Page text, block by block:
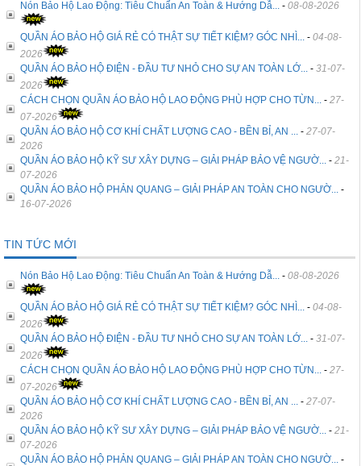
Nón Bảo Hộ Lao Động: Tiêu Chuẩn An Toàn & Hướng Dẫ... - 08-08-2026
QUẦN ÁO BẢO HỘ GIÁ RẺ CÓ THẬT SỰ TIẾT KIỆM? GÓC NHÌ... - 04-08-
2026
QUẦN ÁO BẢO HỘ ĐIỆN - ĐẦU TƯ NHỎ CHO SỰ AN TOÀN LỚ...
- 31-07-
2026
CÁCH CHỌN QUẦN ÁO BẢO HỘ LAO ĐỘNG PHÙ HỢP CHO TỪN...
- 27-
07-2026
QUẦN ÁO BẢO HỘ CƠ KHÍ CHẤT LƯỢNG CAO - BỀN BỈ, AN ...
- 27-07-
2026
QUẦN ÁO BẢO HỘ KỸ SƯ XÂY DỰNG – GIẢI PHÁP BẢO VỆ NGƯỜ...
- 21-
07-2026
QUẦN ÁO BẢO HỘ PHẢN QUANG – GIẢI PHÁP AN TOÀN CHO NGƯỜ...
-
16-07-2026
TIN TỨC MỚI
Nón Bảo Hộ Lao Động: Tiêu Chuẩn An Toàn & Hướng Dẫ... - 08-08-2026
QUẦN ÁO BẢO HỘ GIÁ RẺ CÓ THẬT SỰ TIẾT KIỆM? GÓC NHÌ... - 04-08-
2026
QUẦN ÁO BẢO HỘ ĐIỆN - ĐẦU TƯ NHỎ CHO SỰ AN TOÀN LỚ...
- 31-07-
2026
CÁCH CHỌN QUẦN ÁO BẢO HỘ LAO ĐỘNG PHÙ HỢP CHO TỪN...
- 27-
07-2026
QUẦN ÁO BẢO HỘ CƠ KHÍ CHẤT LƯỢNG CAO - BỀN BỈ, AN ...
- 27-07-
2026
QUẦN ÁO BẢO HỘ KỸ SƯ XÂY DỰNG – GIẢI PHÁP BẢO VỆ NGƯỜ...
- 21-
07-2026
QUẦN ÁO BẢO HỘ PHẢN QUANG – GIẢI PHÁP AN TOÀN CHO NGƯỜ...
-